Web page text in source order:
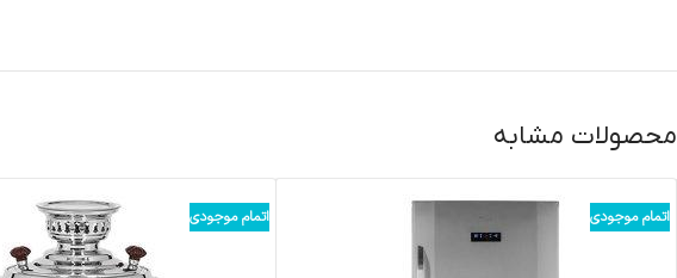
محصولات مشابه
اتمام موجودی اتمام موجودی